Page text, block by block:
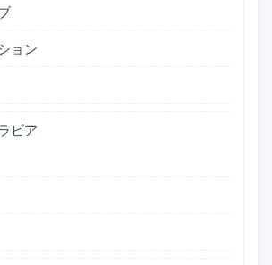
ョン
ビア